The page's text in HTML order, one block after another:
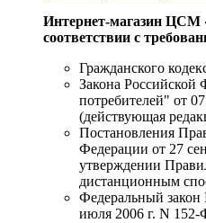
Интернет-магазин ЦСМ
соответствии с
Гражданского
Закона
потребителей" от
(действующая
Постановления
Федерации от 27
утверждении
дистанционным
Федеральный закон
июля 2006 г. N